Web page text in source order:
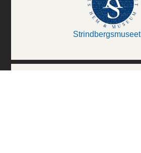
Strindbergsmuseet